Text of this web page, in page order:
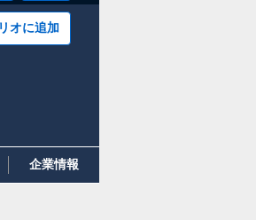
オに追加
企業情報